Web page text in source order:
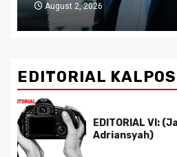
July 29, 2026
EDITORIAL
EDITORIAL VI:
Adriansyah)